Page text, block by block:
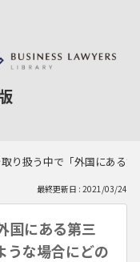
り扱う中で「外国にある
最終更新日 : 2021/03/24
国にある第三
うな場合にどの